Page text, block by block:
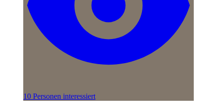
10 Personen interessiert